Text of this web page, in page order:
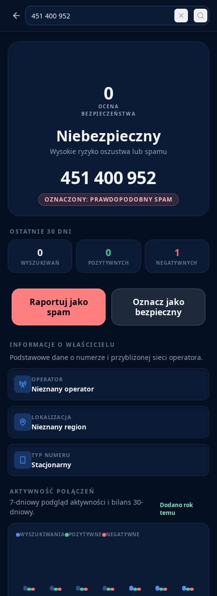
0
OCENA
BEZPIECZEŃSTWA
Niebezpieczny
Wysokie ryzyko oszustwa lub spamu
451 400 952
OZNACZONY: PRAWDOPODOBNY SPAM
OSTATNIE 30 DNI
0
WYSZUKIWAŃ
0
POZYTYWNYCH
1
NEGATYWNYCH
Raportuj jako
spam
Oznacz jako
bezpieczny
INFORMACJE O WŁAŚCICIELU
Podstawowe dane o numerze i przybliżonej sieci operatora.
OPERATOR
Nieznany operator
LOKALIZACJA
Nieznany region
TYP NUMERU
Stacjonarny
AKTYWNOŚĆ POŁĄCZEŃ
7-dniowy podgląd aktywności i bilans 30-
dniowy.
Dodano rok
temu
WYSZUKIWANIA POZYTYWNE NEGATYWNE